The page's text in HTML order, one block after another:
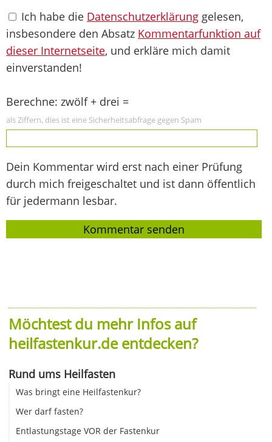
Ich habe die Datenschutzerklärung gelesen,
insbesondere den Absatz Kommentarfunktion auf
dieser Internetseite, und erkläre mich damit
einverstanden!
Berechne: zwölf + drei =
als Ziffern, dies ist eine Sicherheitsabfrage gegen Spam
Dein Kommentar wird erst nach einer Prüfung
durch mich freigeschaltet und ist dann öffentlich
für jedermann lesbar.
Möchtest du mehr Infos auf
heilfastenkur.de entdecken?
Rund ums Heilfasten
Was bringt eine Heilfastenkur?
Wer darf fasten?
Entlastungstage VOR der Fastenkur